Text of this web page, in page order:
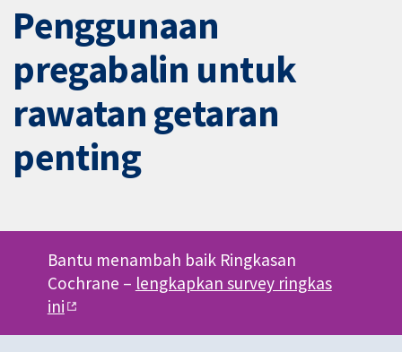
Penggunaan
pregabalin untuk
rawatan getaran
penting
Bantu menambah baik Ringkasan
Cochrane – lengkapkan survey ringkas
ini